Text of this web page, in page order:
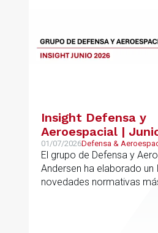
Insight Defensa y
Aeroespacial |
01/07/2026Defensa &
El grupo de Defensa y
Andersen ha elaborado un
novedades normativas